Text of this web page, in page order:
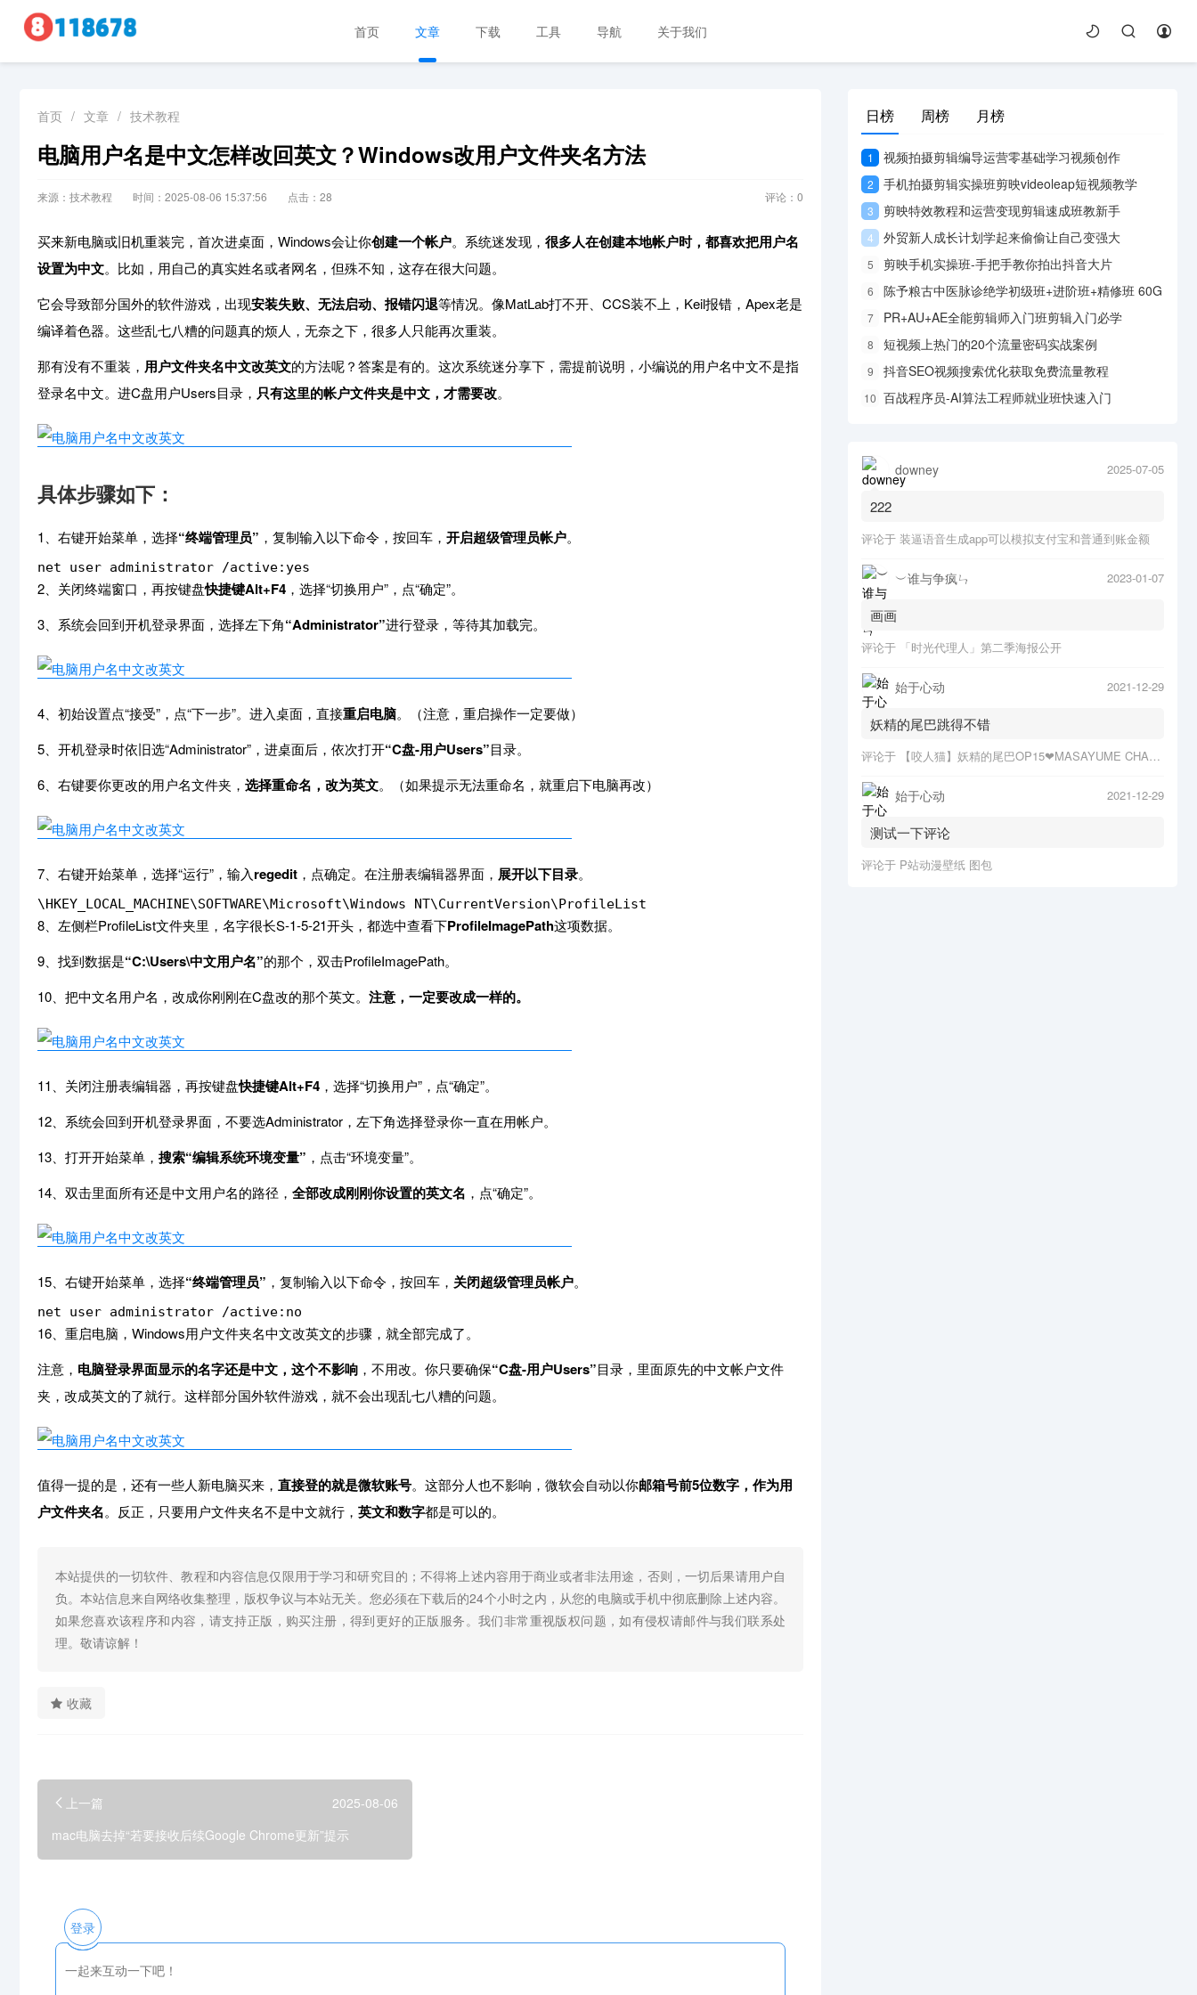
首页 文章 下载 工具 导航 关于我们
首页 / 文章 / 技术教程
电脑用户名是中文怎样改回英文？Windows改用户文件夹名方法
来源：技术教程 时间：2025-08-06 15:37:56 点击： 28 评论： 0
买来新电脑或旧机重装完，首次进桌面，Windows会让你创建一个帐户。系统迷发现， 很多人在创建本地帐户时，都喜欢把用户名
设置为中文。比如，用自己的真实姓名或者网名，但殊不知，这存在很大问题。
它会导致部分国外的软件游戏，出现安装失败、无法启动、报错闪退等情况。像MatLab打不开、CCS装不上，Keil报错，Apex老是
编译着色器。这些乱七八糟的问题真的烦人，无奈之下，很多人只能再次重装。
那有没有不重装， 用户文件夹名中文改英文的方法呢？答案是有的。这次系统迷分享下，需提前说明，小编说的用户名中文不是指
登录名中文。进C盘用户Users目录， 只有这里的帐户文件夹是中文，才需要改。
具体步骤如下：
1、右键开始菜单，选择“终端管理员” ，复制输入以下命令，按回车， 开启超级管理员帐户。
net user administrator /active:yes
2、关闭终端窗口，再按键盘快捷键Alt+F4 ，选择“切换用户”，点“确定”。
3、系统会回到开机登录界面，选择左下角“Administrator”进行登录，等待其加载完。
4、初始设置点“接受”，点“下一步”。进入桌面，直接重启电脑。（注意，重启操作一定要做）
5、开机登录时依旧选“Administrator”，进桌面后，依次打开“C盘-用户Users”目录。
6、右键要你更改的用户名文件夹， 选择重命名，改为英文。（如果提示无法重命名，就重启下电脑再改）
7、右键开始菜单，选择“运行”，输入regedit ，点确定。在注册表编辑器界面， 展开以下目录。
\HKEY_LOCAL_MACHINE\SOFTWARE\Microsoft\Windows NT\CurrentVersion\ProfileList
8、左侧栏ProfileList文件夹里，名字很长S-1-5-21开头，都选中查看下ProfileImagePath这项数据。
9、找到数据是“C:\Users\中文用户名”的那个，双击ProfileImagePath。
10、把中文名用户名，改成你刚刚在C盘改的那个英文。 注意，一定要改成一样的。
11、关闭注册表编辑器，再按键盘快捷键Alt+F4 ，选择“切换用户”，点“确定”。
12、系统会回到开机登录界面，不要选Administrator，左下角选择登录你一直在用帐户。
13、打开开始菜单， 搜索“编辑系统环境变量” ，点击“环境变量”。
14、双击里面所有还是中文用户名的路径， 全部改成刚刚你设置的英文名 ，点“确定”。
15、右键开始菜单，选择“终端管理员” ，复制输入以下命令，按回车， 关闭超级管理员帐户。
net user administrator /active:no
16、重启电脑，Windows用户文件夹名中文改英文的步骤，就全部完成了。
注意， 电脑登录界面显示的名字还是中文，这个不影响 ，不用改。你只要确保“C盘-用户Users”目录，里面原先的中文帐户文件
夹，改成英文的了就行。这样部分国外软件游戏，就不会出现乱七八糟的问题。
值得一提的是，还有一些人新电脑买来， 直接登的就是微软账号。这部分人也不影响，微软会自动以你邮箱号前5位数字，作为用
户文件夹名。反正，只要用户文件夹名不是中文就行， 英文和数字都是可以的。
本站提供的一切软件、教程和内容信息仅限用于学习和研究目的；不得将上述内容用于商业或者非法用途，否则，一切后果请用户自
负。本站信息来自网络收集整理，版权争议与本站无关。您必须在下载后的24个小时之内，从您的电脑或手机中彻底删除上述内容。
如果您喜欢该程序和内容，请支持正版，购买注册，得到更好的正版服务。我们非常重视版权问题，如有侵权请邮件与我们联系处
理。敬请谅解！
收藏
上一篇
2025-08-06
mac电脑去掉“若要接收后续Google Chrome更新”提示
登录
日榜 周榜 月榜
1 视频拍摄剪辑编导运营零基础学习视频创作
2 手机拍摄剪辑实操班剪映videoleap短视频教学
3 剪映特效教程和运营变现剪辑速成班教新手
4 外贸新人成长计划学起来偷偷让自己变强大
5 剪映手机实操班-手把手教你拍出抖音大片
6 陈予粮古中医脉诊绝学初级班+进阶班+精修班 60G
7 PR+AU+AE全能剪辑师入门班剪辑入门必学
8 短视频上热门的20个流量密码实战案例
9 抖音SEO视频搜索优化获取免费流量教程
10 百战程序员-AI算法工程师就业班快速入门
downey 2025-07-05
222
评论于 装逼语音生成app可以模拟支付宝和普通到账金额
︶谁与争疯ㄣ 2023-01-07
画画
评论于 「时光代理人」第二季海报公开
始于心动 2021-12-29
妖精的尾巴跳得不错
评论于 【咬人猫】妖精的尾巴OP15❤MASAYUME CHASING o(*≧▽≦)ツ
始于心动 2021-12-29
测试一下评论
评论于 P站动漫壁纸 图包